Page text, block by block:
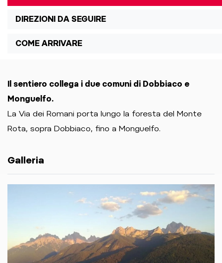
DIREZIONI DA SEGUIRE
COME ARRIVARE
Il sentiero collega i due comuni di Dobbiaco e
Monguelfo.
La Via dei Romani porta lungo la foresta del Monte
Rota, sopra Dobbiaco, fino a Monguelfo.
Galleria